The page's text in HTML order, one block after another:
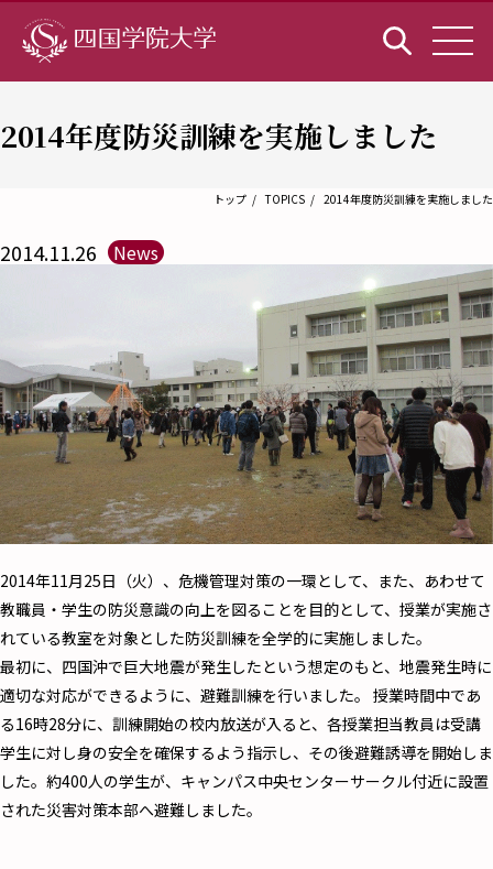
2014年度防災訓練を実施しました
トップ TOPICS 2014年度防災訓練を実施しました
2014.11.26 News
2014年11月25日（火）、危機管理対策の一環として、また、あわせて
教職員・学生の防災意識の向上を図ることを目的として、授業が実施さ
れている教室を対象とした防災訓練を全学的に実施しました。
最初に、四国沖で巨大地震が発生したという想定のもと、地震発生時に
適切な対応ができるように、避難訓練を行いました。 授業時間中であ
る16時28分に、訓練開始の校内放送が入ると、各授業担当教員は受講
学生に対し身の安全を確保するよう指示し、その後避難誘導を開始しま
した。約400人の学生が、キャンパス中央センターサークル付近に設置
された災害対策本部へ避難しました。